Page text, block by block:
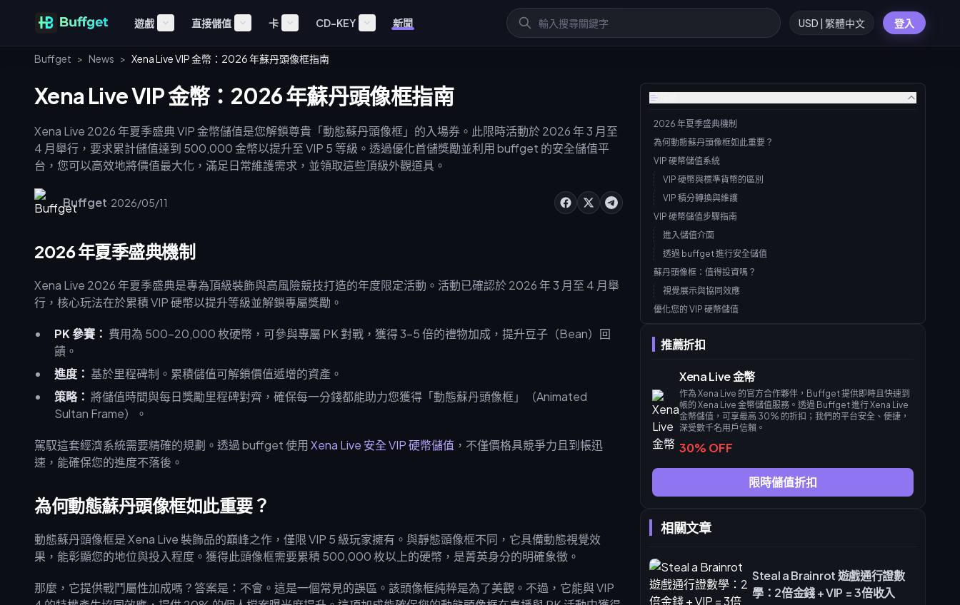
遊戲 直接儲值 卡 CD-KEY 新聞 USD | 繁體中文 登入
Buffget > News > Xena Live VIP 金幣：2026 年蘇丹頭像框指南
2026 年夏季盛典機制
為何動態蘇丹頭像框如此重要？
VIP 硬幣儲值系統
VIP 硬幣與標準貨幣的區別
VIP 積分轉換與維護
VIP 硬幣儲值步驟指南
進入儲值介面
透過 buffget 進行安全儲值
蘇丹頭像框：值得投資嗎？
視覺展示與協同效應
優化您的 VIP 硬幣儲值
掌握每日里程碑的時機
VIP 硬幣儲值包：最佳價值選擇
每日增量包 vs. 批量包
盛典里程碑 PK 賽區
給免費與小額玩家的專業建議
最大化 buffget 儲值獎勵
領取與裝備蘇丹頭像框
啟用您的新頭像框
推薦折扣
Xena Live 金幣
作為 Xena Live 的官方合作夥伴，Buffget 提供即時且快速到
帳的 Xena Live 金幣儲值服務。透過 Buffget 進行 Xena Live
金幣儲值，可享最高 30% 的折扣；我們的平台安全、便捷，
深受數千名用戶信賴。
30% OFF
限時儲值折扣
相關文章
Steal a Brainrot 遊戲通行證數
學：2倍金錢 + VIP = 3倍收入
Xena Live VIP 金幣：2026 年蘇丹頭像框指南
Xena Live 2026 年夏季盛典 VIP 金幣儲值是您解鎖尊貴「動態蘇丹頭像框」的入場券。此限時活動於 2026 年 3 月至
4 月舉行，要求累計儲值達到 500,000 金幣以提升至 VIP 5 等級。透過優化首儲獎勵並利用 buffget 的安全儲值平
台，您可以高效地將價值最大化，滿足日常維護需求，並領取這些頂級外觀道具。
Buffget·2026/05/11
2026 年夏季盛典機制
Xena Live 2026 年夏季盛典是專為頂級裝飾與高風險競技打造的年度限定活動。活動已確認於 2026 年 3 月至 4 月舉
行，核心玩法在於累積 VIP 硬幣以提升等級並解鎖專屬獎勵。
PK 參賽： 費用為 500–20,000 枚硬幣，可參與專屬 PK 對戰，獲得 3–5 倍的禮物加成，提升豆子（Bean）回
饋。
進度： 基於里程碑制。累積儲值可解鎖價值遞增的資產。
策略： 將儲值時間與每日獎勵里程碑對齊，確保每一分錢都能助力您獲得「動態蘇丹頭像框」（Animated
Sultan Frame）。
駕馭這套經濟系統需要精確的規劃。透過 buffget 使用Xena Live 安全 VIP 硬幣儲值 ，不僅價格具競爭力且到帳迅
速，能確保您的進度不落後。
為何動態蘇丹頭像框如此重要？
動態蘇丹頭像框是 Xena Live 裝飾品的巔峰之作，僅限 VIP 5 級玩家擁有。與靜態頭像框不同，它具備動態視覺效
果，能彰顯您的地位與投入程度。獲得此頭像框需要累積 500,000 枚以上的硬幣，是菁英身分的明確象徵。
那麼，它提供戰鬥屬性加成嗎？答案是：不會。這是一個常見的誤區。該頭像框純粹是為了美觀。不過，它能與 VIP